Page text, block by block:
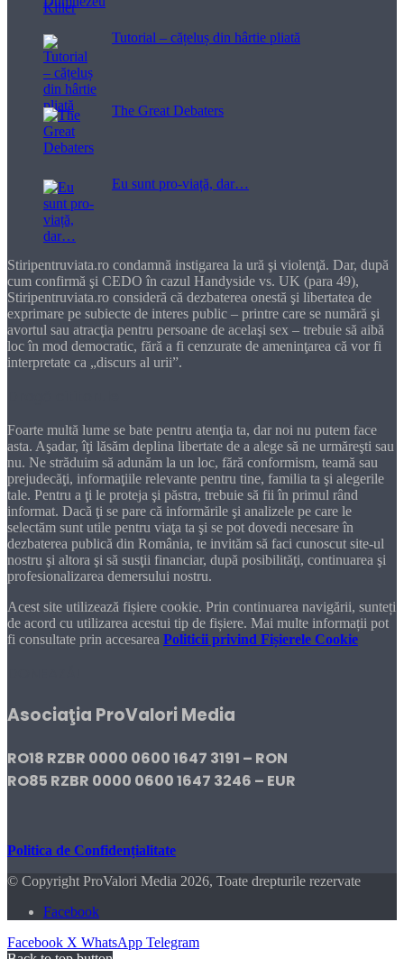
Tutorial – cățeluș din hârtie pliată
The Great Debaters
Eu sunt pro-viață, dar…
Stiripentruviata.ro condamnă instigarea la ură şi violenţă. Dar, după
cum confirmă şi CEDO în cazul Handyside vs. UK (para 49),
Stiripentruviata.ro consideră că dezbaterea onestă şi libertatea de
exprimare pe subiecte de interes public – printre care se numără şi
avortul sau atracţia pentru persoane de acelaşi sex – trebuie să aibă
loc în mod democratic, fără a fi cenzurate de ameninţarea că vor fi
interpretate ca „discurs al urii”.
Foarte multă lume se bate pentru atenţia ta, dar noi nu putem face
asta. Aşadar, îţi lăsăm deplina libertate de a alege să ne urmăreşti sau
nu. Ne străduim să adunăm la un loc, fără conformism, teamă sau
prejudecăţi, informaţiile relevante pentru tine, familia ta şi alegerile
tale. Pentru a ţi le proteja şi păstra, trebuie să fii în primul rând
informat. Dacă ţi se pare că informările şi analizele pe care le
selectăm sunt utile pentru viaţa ta şi se pot dovedi necesare în
dezbaterea publică din România, te invităm să faci cunoscut site-ul
nostru şi altora şi să susţii financiar, după posibilităţi, continuarea şi
profesionalizarea demersului nostru.
Acest site utilizează fișiere cookie. Prin continuarea navigării, sunteți
de acord cu utilizarea acestui tip de fișiere. Mai multe informații pot
fi consultate prin accesarea Politicii privind Fișierele Cookie
Asociaţia ProValori Media
RO18 RZBR 0000 0600 1647 3191 – RON
RO85 RZBR 0000 0600 1647 3246 – EUR
Politica de Confidențialitate
© Copyright ProValori Media 2026, Toate drepturile rezervate
Facebook
Facebook X WhatsApp Telegram